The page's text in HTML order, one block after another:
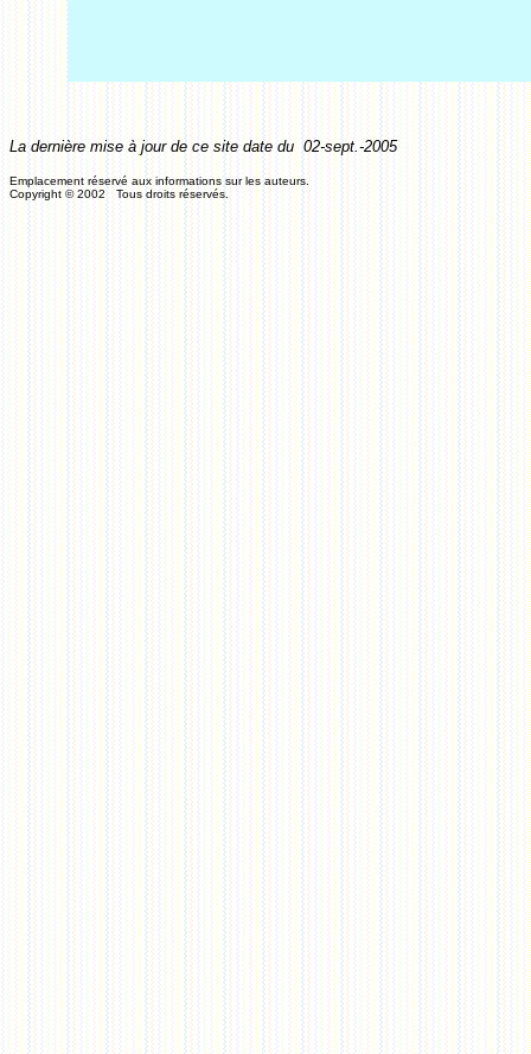
La dernière mise à jour de ce site date du02-sept.-2005
Emplacement réservé aux informations sur les auteurs.
Copyright © 2002 Tous droits réservés.